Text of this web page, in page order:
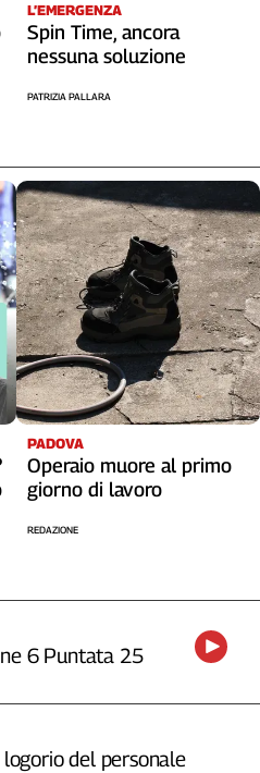
L’EMERGENZA
Spin Time, ancora
nessuna soluzione
PATRIZIA PALLARA
PADOVA
Operaio muore al primo
giorno di lavoro
REDAZIONE
6 Puntata 25
del personale